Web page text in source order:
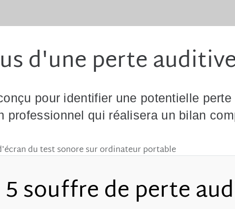
d'une perte
pour identifier une potentielle
professionnel qui réalisera un bilan
5 souffre de perte